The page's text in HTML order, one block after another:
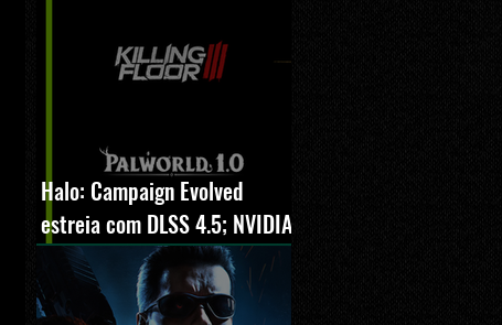
Halo: Campaign Evolved
estreia com DLSS 4.5; NVIDIA
lança novo GeForce Game
Ready Driver para grandes